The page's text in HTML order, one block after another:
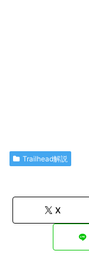
Trailhead解説
X